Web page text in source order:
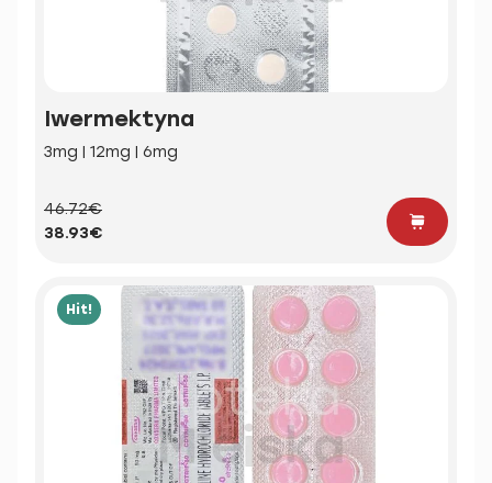
Iwermektyna
3mg | 12mg | 6mg
46.72€
38.93€
Hit!